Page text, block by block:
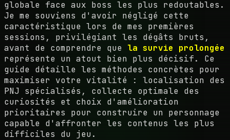
globale face aux boss les plus redoutables.
Je me souviens d'avoir négligé cette
caractéristique lors de mes premières
sessions, privilégiant les dégâts bruts,
avant de comprendre que la survie prolongée
représente un atout bien plus décisif. Ce
guide détaille les méthodes concrètes pour
maximiser votre vitalité : localisation des
PNJ spécialisés, collecte optimale des
curiosités et choix d'amélioration
prioritaires pour construire un personnage
capable d'affronter les contenus les plus
difficiles du jeu.